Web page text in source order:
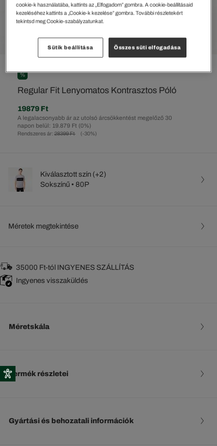
%
Regular Fit Lenyomatos Kontrasztos Póló
Rendszeres ár: 28399 Ft (-30%)
A legalacsonyabb ár az utolsó árcsökkentést megelőző 30
napon belül: 19.879 Ft (0%)
19879 Ft
Kiválasztott szín (+2)
Sokszínű • 80P
Méretek megtekintése
35000 Ft-tól INGYENES SZÁLLÍTÁS
Ingyenes visszaküldés
Méretskála
Termék részletei
Gyártási és behozatali információk
cookie-k használatába, kattints az „Elfogadom” gombra. A cookie-beállításaid
kezeléséhez kattints a „Cookie-k kezelése” gombra. További részletekért
tekintsd meg Cookie-szabályzatunkat.
Sütik beállítása Összes süti elfogadása